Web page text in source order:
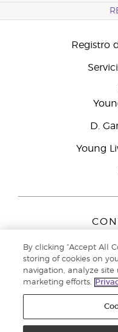
Registro
D.
Young
Servicio de
By clicking “Accept All
storing of cookies on
navigation, analyze site
marketing efforts.